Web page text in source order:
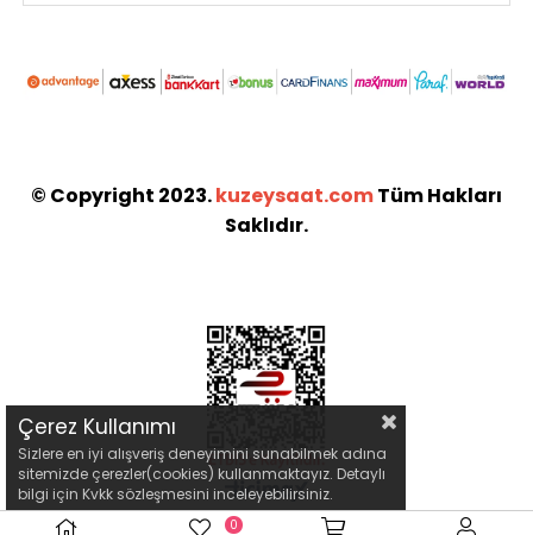
© Copyright 2023.kuzeysaat.comTüm Hakları
Saklıdır.
Çerez Kullanımı
Sizlere en iyi alışveriş deneyimini sunabilmek adına
sitemizde çerezler(cookies) kullanmaktayız. Detaylı
bilgi için Kvkk sözleşmesini inceleyebilirsiniz.
0